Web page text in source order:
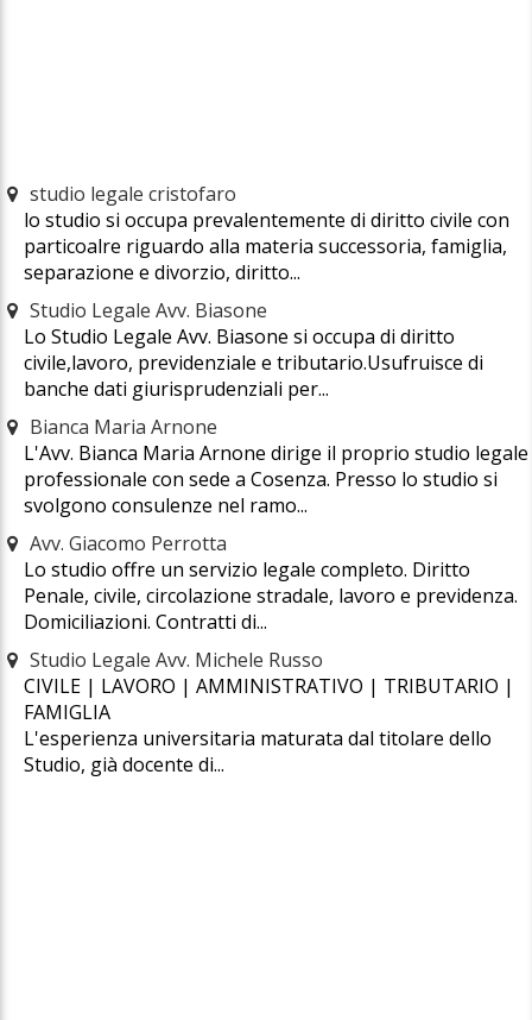
studio legale cristofaro
lo studio si occupa prevalentemente di diritto civile con
particoalre riguardo alla materia successoria, famiglia,
separazione e divorzio, diritto...
Studio Legale Avv. Biasone
Lo Studio Legale Avv. Biasone si occupa di diritto
civile,lavoro, previdenziale e tributario.Usufruisce di
banche dati giurisprudenziali per...
Bianca Maria Arnone
L'Avv. Bianca Maria Arnone dirige il proprio studio legale
professionale con sede a Cosenza. Presso lo studio si
svolgono consulenze nel ramo...
Avv. Giacomo Perrotta
Lo studio offre un servizio legale completo. Diritto
Penale, civile, circolazione stradale, lavoro e previdenza.
Domiciliazioni. Contratti di...
Studio Legale Avv. Michele Russo
CIVILE | LAVORO | AMMINISTRATIVO | TRIBUTARIO |
FAMIGLIA
L'esperienza universitaria maturata dal titolare dello
Studio, già docente di...